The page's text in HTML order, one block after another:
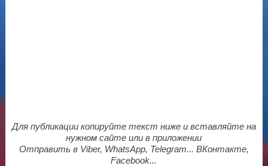
Для публикации копируйте текст ниже и вставляйте на
нужном сайте или в приложении
Отправить в Viber, WhatsApp, Telegram... ВКонтакте,
Facebook...